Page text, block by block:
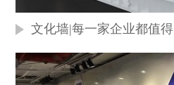
文化墙|每一家企业都值得